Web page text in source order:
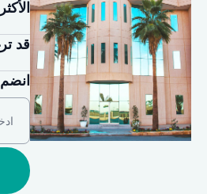
قد